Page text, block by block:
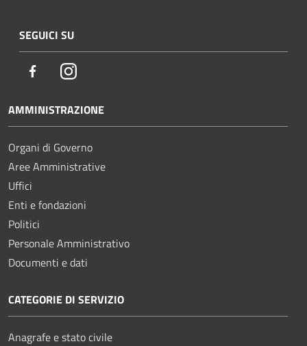
SEGUICI SU
FacebookInstagram
AMMINISTRAZIONE
Organi di Governo
Aree Amministrative
Uffici
Enti e fondazioni
Politici
Personale Amministrativo
Documenti e dati
CATEGORIE DI SERVIZIO
Anagrafe e stato civile